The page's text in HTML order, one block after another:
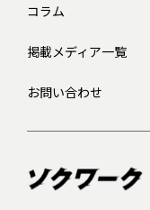
コラム
掲載メディア一覧
お問い合わせ